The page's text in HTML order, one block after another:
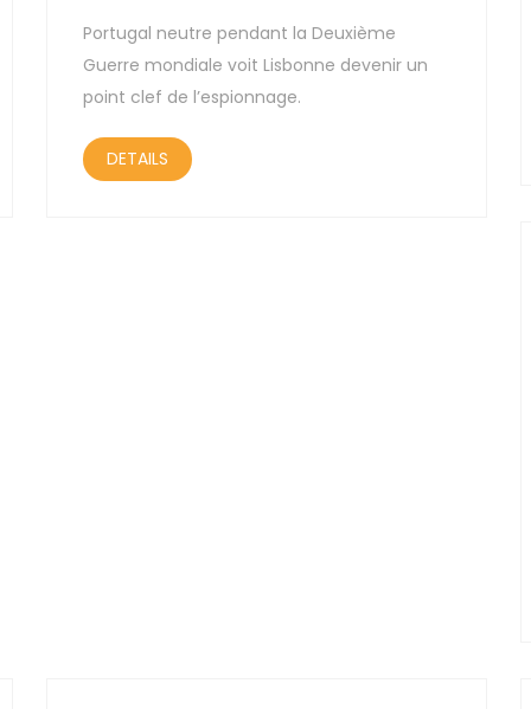
Portugal neutre pendant la Deuxième
Guerre mondiale voit Lisbonne devenir un
point clef de l’espionnage.
DETAILS